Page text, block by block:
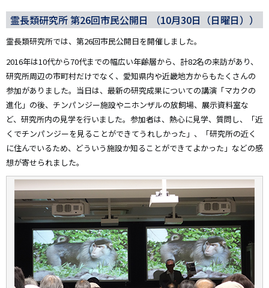
霊長類研究所 第26回市民公開日 （10月30日（日曜日））
霊長類研究所では、第26回市民公開日を開催しました。
2016年は10代から70代までの幅広い年齢層から、計82名の来訪があり、
研究所周辺の市町村だけでなく、愛知県内や近畿地方からもたくさんの
参加がありました。当日は、最新の研究成果についての講演「マカクの
進化」の後、チンパンジー施設やニホンザルの放飼場、展示資料室な
ど、研究所内の見学を行いました。参加者は、熱心に見学、質問し、「近
くでチンパンジーを見ることができてうれしかった」、「研究所の近く
に住んでいるため、どういう施設か知ることができてよかった」などの感
想が寄せられました。